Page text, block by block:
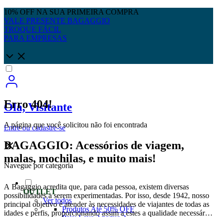
10% OFF NA SUA PRIMEIRA COMPRA
VALE PRESENTE BAGAGGIO
TROQUE FÁCIL
PARA EMPRESAS
Olá, Visitante
Entreou cadastre-se
Navegue por categoria
OUTLET
Ver todos
Produtos Até 50% OFF
Erro 404!
A página que você solicitou não foi encontrada
BAGAGGIO: Acessórios de viagem,
malas, mochilas, e muito mais!
A Bagaggio acredita que, para cada pessoa, existem diversas
possibilidades a serem experimentadas. Por isso, desde 1942, nosso
principal objetivo é atender às necessidades de viajantes de todas as
idades e perfis, proporcionando assim a estes a qualidade necessária